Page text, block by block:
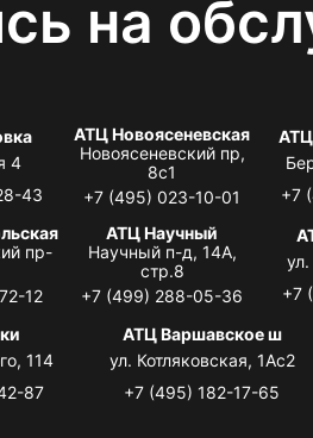
на
4
43
АТЦ Новоясеневская
Новоясеневский пр,
8с1
+7 (495) 023-10-01
+7
пр-
12
АТЦ Научный
Научный п-д, 14А,
стр.8
+7 (499) 288-05-36
+7
114
87
АТЦ Варшавское ш
ул. Котляковская, 1Ас2
+7 (495) 182-17-65